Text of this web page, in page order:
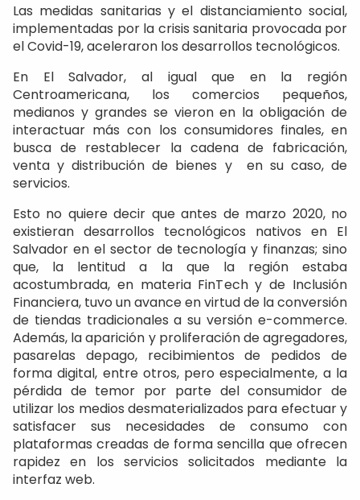
Las medidas sanitarias y el distanciamiento social,
implementadas por la crisis sanitaria provocada por
el Covid-19, aceleraron los desarrollos tecnológicos.
En El Salvador, al igual que en la región
Centroamericana, los comercios pequeños,
medianos y grandes se vieron en la obligación de
interactuar más con los consumidores finales, en
busca de restablecer la cadena de fabricación,
venta y distribución de bienes y en su caso, de
servicios.
Esto no quiere decir que antes de marzo 2020, no
existieran desarrollos tecnológicos nativos en El
Salvador en el sector de tecnología y finanzas; sino
que, la lentitud a la que la región estaba
acostumbrada, en materia FinTech y de Inclusión
Financiera, tuvo un avance en virtud de la conversión
de tiendas tradicionales a su versión e-commerce.
Además, la aparición y proliferación de agregadores,
pasarelas depago, recibimientos de pedidos de
forma digital, entre otros, pero especialmente, a la
pérdida de temor por parte del consumidor de
utilizar los medios desmaterializados para efectuar y
satisfacer sus necesidades de consumo con
plataformas creadas de forma sencilla que ofrecen
rapidez en los servicios solicitados mediante la
interfaz web.